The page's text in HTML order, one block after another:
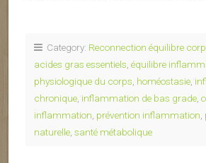
Category: Reconnection équilibre
acides gras essentiels équilibre
physiologique du corps homéostasie
chronique inflammation de bas grade
inflammation prévention inflammation
naturelle santé métabolique